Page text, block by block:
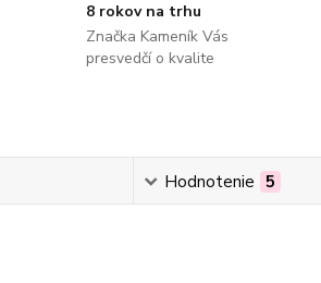
8 rokov na trhu
Značka Kameník Vás
presvedčí o kvalite
Hodnotenie 5